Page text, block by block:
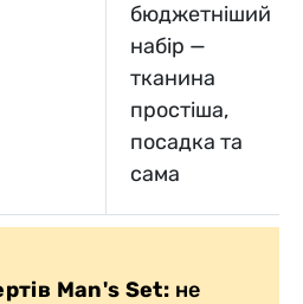
бюджетніший
набір —
тканина
простіша,
посадка та
сама
Man's Set: не